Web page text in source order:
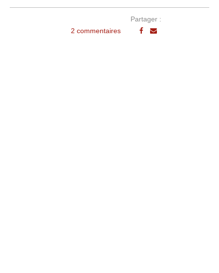
2 commentaires
Partager :